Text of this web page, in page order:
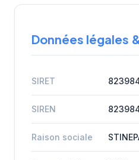
Données légales
SIRET
SIREN
Raison sociale